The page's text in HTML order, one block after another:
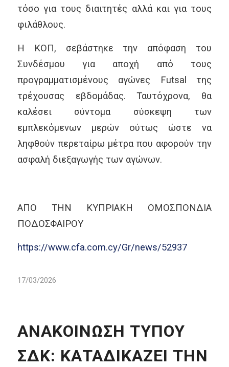
τόσο για τους διαιτητές αλλά και για τους
φιλάθλους.
Η ΚΟΠ, σεβάστηκε την απόφαση του
Συνδέσμου για αποχή από τους
προγραμματισμένους αγώνες Futsal της
τρέχουσας εβδομάδας. Ταυτόχρονα, θα
καλέσει σύντομα σύσκεψη των
εμπλεκόμενων μερών ούτως ώστε να
ληφθούν περεταίρω μέτρα που αφορούν την
ασφαλή διεξαγωγής των αγώνων.
ΑΠΟ ΤΗΝ ΚΥΠΡΙΑΚΗ ΟΜΟΣΠΟΝΔΙΑ
ΠΟΔΟΣΦΑΙΡΟΥ
https://www.cfa.com.cy/Gr/news/52937
17/03/2026
ΑΝΑΚΟΙΝΩΣΗ ΤΥΠΟΥ
ΣΔΚ: ΚΑΤΑΔΙΚΑΖΕΙ ΤΗΝ